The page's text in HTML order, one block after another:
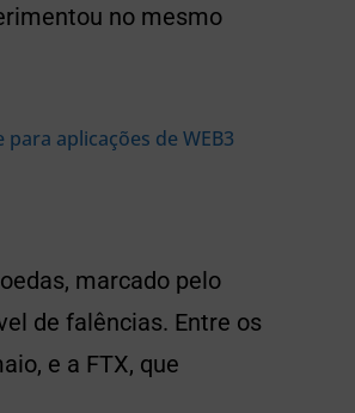
no mesmo
aplicações de WEB3
marcado pelo
de falências. Entre os
e a FTX, que